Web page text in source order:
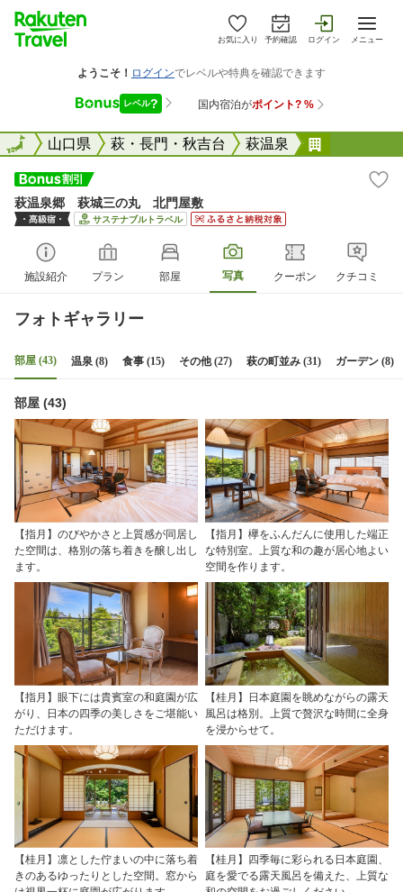
お気に入り 予約確認 ログイン メニュー
全国山口県 萩・長門・秋吉台 萩温泉
全国
萩温泉郷 萩城三の丸 北門屋敷
サステナブルトラベル
施設紹介 プラン 部屋 写真 クーポン クチコミ
フォトギャラリー
部屋 (43) 温泉 (8) 食事 (15) その他 (27) 萩の町並み (31) ガーデン (8)
部屋 (43)
【指月】のびやかさと上質感が同居し
た空間は、格別の落ち着きを醸し出し
ます。
【指月】欅をふんだんに使用した端正
な特別室。上質な和の趣が居心地よい
空間を作ります。
【指月】眼下には貴賓室の和庭園が広
がり、日本の四季の美しさをご堪能い
ただけます。
【桂月】日本庭園を眺めながらの露天
風呂は格別。上質で贅沢な時間に全身
を浸からせて。
【桂月】凛とした佇まいの中に落ち着
きのあるゆったりとした空間。窓から
【桂月】四季毎に彩られる日本庭園、
庭を愛でる露天風呂を備えた、上質な